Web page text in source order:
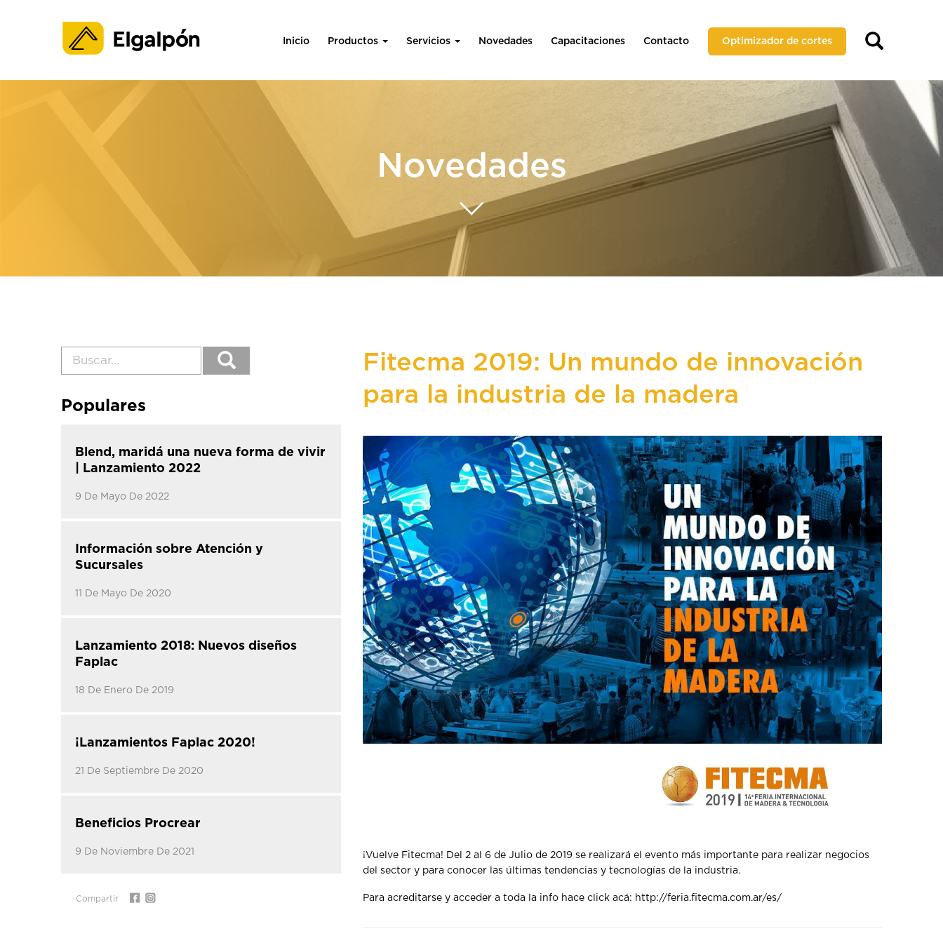
Inicio Productos Servicios Novedades Capacitaciones Contacto Optimizador de cortes
Novedades
Populares
Blend, maridá una nueva forma de vivir
| Lanzamiento 2022
9 De Mayo De 2022
Información sobre Atención y
Sucursales
11 De Mayo De 2020
Lanzamiento 2018: Nuevos diseños
Faplac
18 De Enero De 2019
¡Lanzamientos Faplac 2020!
21 De Septiembre De 2020
Beneficios Procrear
9 De Noviembre De 2021
Compartir
Fitecma 2019: Un mundo de innovación
para la industria de la madera
¡Vuelve Fitecma! Del 2 al 6 de Julio de 2019 se realizará el evento más importante para realizar negocios
del sector y para conocer las últimas tendencias y tecnologías de la industria.
Para acreditarse y acceder a toda la info hace click acá: http://feria.fitecma.com.ar/es/